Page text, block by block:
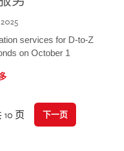
services for D-to-Z
on October 1
10 页 下一页